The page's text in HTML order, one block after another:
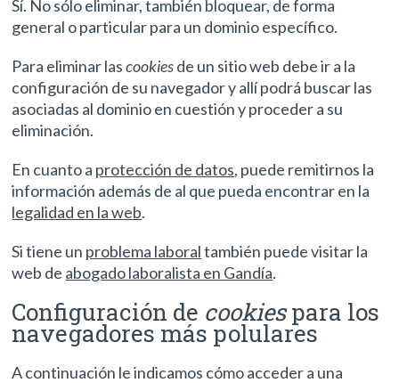
Sí. No sólo eliminar, también bloquear, de forma
general o particular para un dominio específico.
Para eliminar lascookiesde un sitio web debe ir a la
configuración de su navegador y allí podrá buscar las
asociadas al dominio en cuestión y proceder a su
eliminación.
En cuanto a protección de datos, puede remitirnos la
información además de al que pueda encontrar en la
legalidad en la web.
Si tiene un problema laboraltambién puede visitar la
web de abogado laboralista en Gandía.
Configuración de cookiespara los
navegadores más polulares
A continuación le indicamos cómo acceder a una